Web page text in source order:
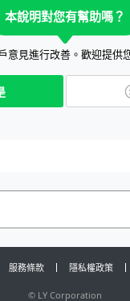
本說明對您有幫助嗎？
意見進行改善。歡迎提供
服務條款 隱私權政策
© LY Corporation